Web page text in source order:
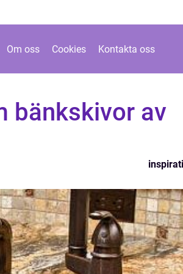
Om oss Cookies Kontakta oss
bänkskivor av